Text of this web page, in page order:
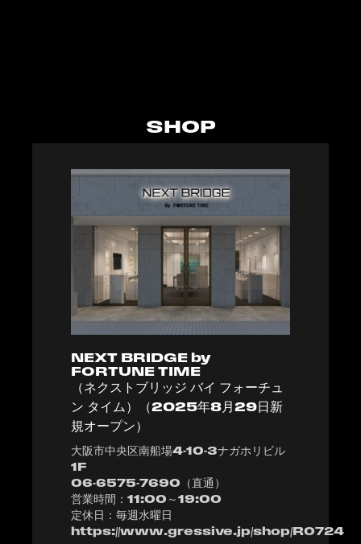
SHOP
NEXT BRIDGE by
FORTUNE TIME
（ネクストブリッジ バイ フォーチュ
ン タイム）（2025年8月29日新
規オープン）
大阪市中央区南船場4-10-3ナガホリビル
1F
06-6575-7690（直通）
営業時間：11:00～19:00
定休日：毎週水曜日
https://www.gressive.jp/shop/R0724